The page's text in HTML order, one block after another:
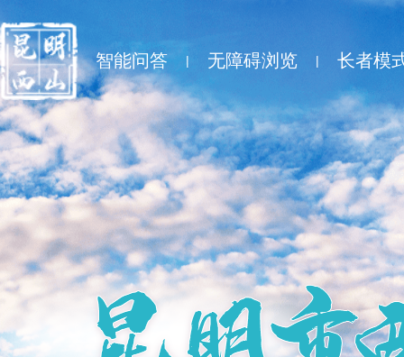
智能问答 | 无障碍浏览 | 长者模